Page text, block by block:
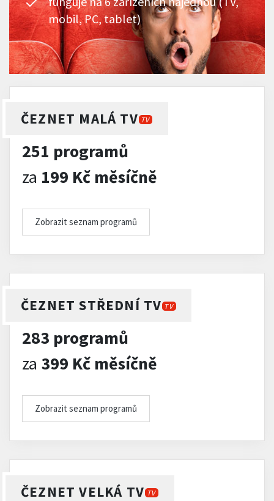
mobil, PC, tablet)
ČEZNET MALÁ TV TV
251 programů
za 199 Kč měsíčně
Zobrazit seznam programů
ČEZNET STŘEDNÍ TV TV
283 programů
za 399 Kč měsíčně
Zobrazit seznam programů
ČEZNET VELKÁ TV TV